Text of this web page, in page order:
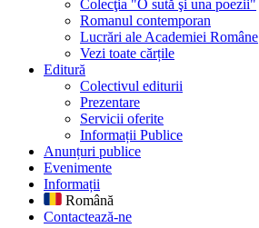
Colecţia "O sută şi una poezii"
Romanul contemporan
Lucrări ale Academiei Române
Vezi toate cărțile
Editură
Colectivul editurii
Prezentare
Servicii oferite
Informații Publice
Anunțuri publice
Evenimente
Informații
Română
Contactează-ne